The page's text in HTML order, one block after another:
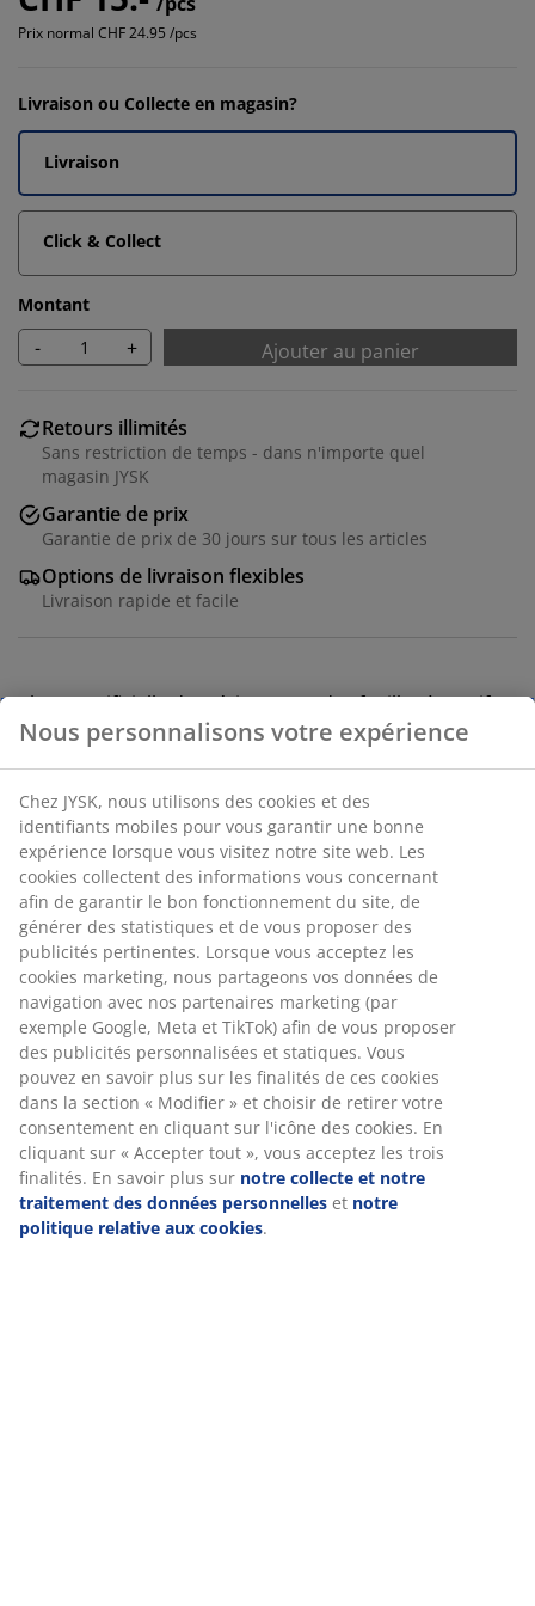
Prix normal CHF 24.95 /pcs
Livraison ou Collecte en magasin?
Livraison
Click & Collect
Montant
- + Ajouter au panier
Retours illimités
Sans restriction de temps - dans n'importe quel
magasin JYSK
Garantie de prix
Garantie de prix de 30 jours sur tous les articles
Options de livraison flexibles
Livraison rapide et facile
Plante artificielle d'extérieur avec des feuilles à motifs
dans des nuances de vert. Cette plante suspendue
votre terrasse ou balcon. L75 x Ø35 x H30 cm
RÉFÉRENCE: 6425058
Spécifications
Avis
(1)
Livraison
Nous personnalisons votre expérience
Chez JYSK, nous utilisons des cookies et des
identifiants mobiles pour vous garantir une bonne
expérience lorsque vous visitez notre site web. Les
cookies collectent des informations vous concernant
afin de garantir le bon fonctionnement du site, de
générer des statistiques et de vous proposer des
publicités pertinentes. Lorsque vous acceptez les
cookies marketing, nous partageons vos données de
navigation avec nos partenaires marketing (par
exemple Google, Meta et TikTok) afin de vous proposer
des publicités personnalisées et statiques. Vous
pouvez en savoir plus sur les finalités de ces cookies
dans la section « Modifier » et choisir de retirer votre
consentement en cliquant sur l'icône des cookies. En
cliquant sur « Accepter tout », vous acceptez les trois
finalités. En savoir plus sur notre collecte et notre
traitement des données personnelles et notre
politique relative aux cookies.